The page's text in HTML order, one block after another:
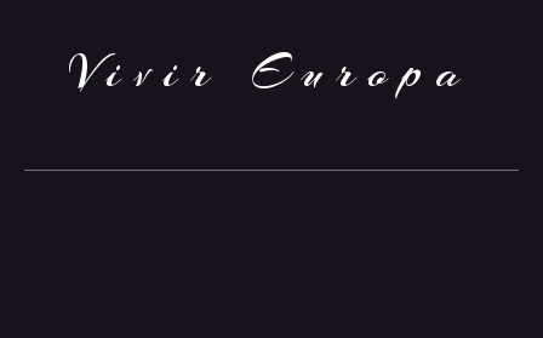
Vivir Europa